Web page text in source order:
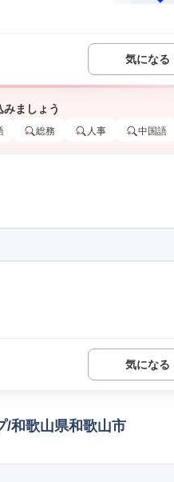
気になる
ましょう
総務 人事 中国語
気になる
/和歌山県和歌山市